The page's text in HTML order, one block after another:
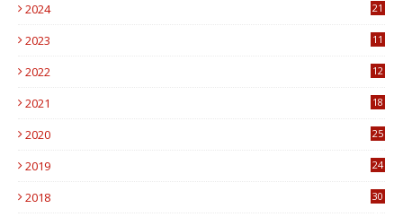
2024 21
2023
11
2022
12
2021
18
2020
25
2019
24
2018
30